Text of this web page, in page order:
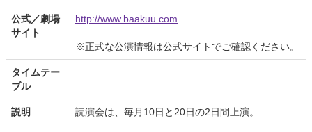
公式／劇場
サイト
http://www.baakuu.com
※正式な公演情報は公式サイトでご確認ください。
タイムテー
ブル
説明 読演会は、毎月10日と20日の2日間上演。